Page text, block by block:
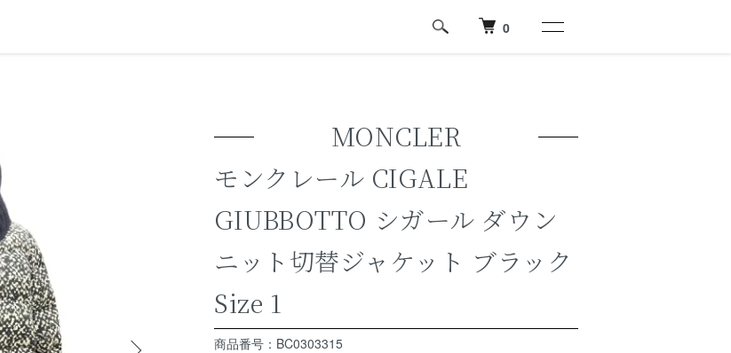
0
MONCLER
モンクレール CIGALE
GIUBBOTTO シガール ダウン
ニット切替ジャケット ブラック
Size 1
商品番号：BC0303315